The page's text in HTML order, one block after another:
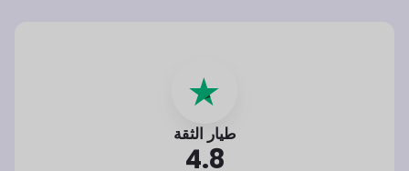
طيار الثقة
4.8